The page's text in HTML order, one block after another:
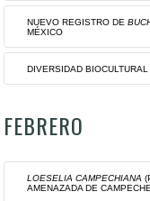
MEDINA
Palabras
ecología
Ver
DANIELA
MIGUEL A.
12 de enero
flora nativa,
NUEVO REGISTRO DE
MÉXICO
Por: SILVIA
CARLOS
Palabras
DIVERSIDAD
Por: JOSÉ
MINERVA
CHÁVEZ-
FEBRERO
LOESELIA CAMPECHIANA
AMENAZADA DE